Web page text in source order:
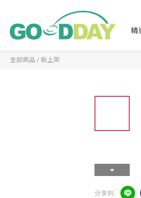
精
全部商品 /新上架
分享到